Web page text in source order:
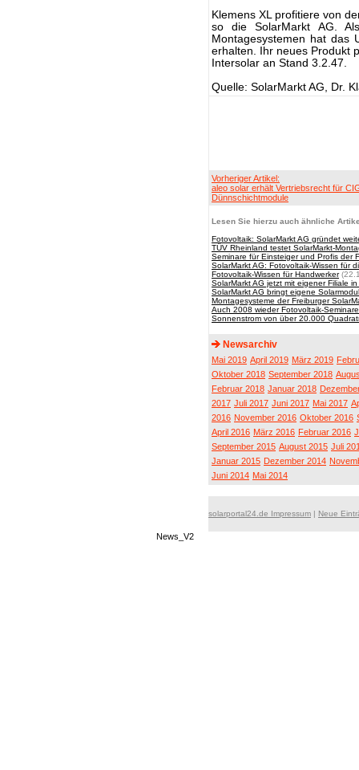
Klemens XL profitiere von
so die SolarMarkt AG.
Montagesystemen hat das
erhalten. Ihr neues Produkt
Intersolar an Stand 3.2.47.
Quelle: SolarMarkt AG, Dr.
Vorheriger Artikel:
aleo solar erhält Vertriebsrecht für
Dünnschichtmodule
Lesen Sie hierzu auch ähnliche
Fotovoltaik: SolarMarkt AG gründet
TÜV Rheinland testet SolarMarkt-
Seminare für Einsteiger und Profis der
SolarMarkt AG: Fotovoltaik-Wissen für
Fotovoltaik-Wissen für Handwerker
SolarMarkt AG jetzt mit eigener Filiale
SolarMarkt AG bringt eigene
Montagesysteme der Freiburger
Auch 2008 wieder Fotovoltaik-
Sonnenstrom von über 20.000
Newsarchiv
Mai 2019 April 2019 März 2019
Oktober 2018 September 2018
Februar 2018 Januar 2018
2017 Juli 2017 Juni 2017 Mai 2017
2016 November 2016 Oktober 2016
April 2016 März 2016 Februar 2016
September 2015 August 2015 Juli
Januar 2015 Dezember 2014
Juni 2014 Mai 2014
solarportal24.de Impressum | Neue
News_V2